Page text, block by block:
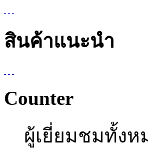
สินค้าแนะนำ
Counter
ผู้เยี่ยมชมทั้งห